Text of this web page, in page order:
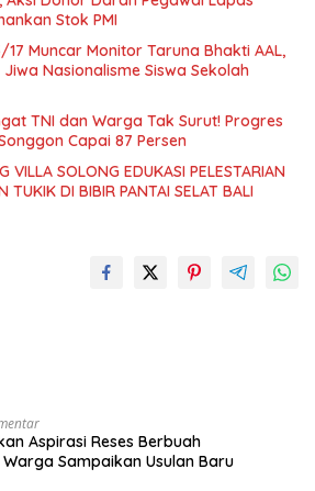
Stok PMI
Muncar Monitor Taruna Bhakti AAL,
Nasionalisme Siswa Sekolah
TNI dan Warga Tak Surut! Progres
Capai 87 Persen
VILLA SOLONG EDUKASI PELESTARIAN
TUKIK DI BIBIR PANTAI SELAT BALI
Aspirasi Reses Berbuah
Sampaikan Usulan Baru